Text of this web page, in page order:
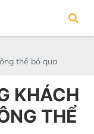
thể bỏ qua
KHÁCH
THỂ